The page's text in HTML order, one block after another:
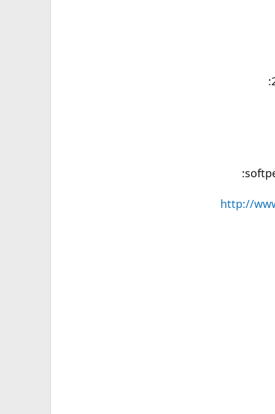
http://